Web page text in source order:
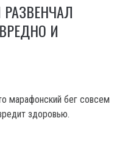
И
марафонский бег совсем
здоровью.